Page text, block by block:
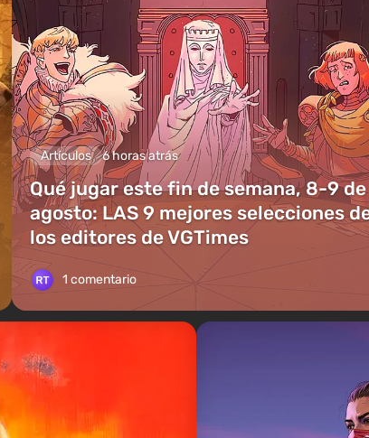
Artículos 6 horas atrás
Qué jugar este fin de semana, 8-9 de
agosto: LAS 9 mejores selecciones
los editores de VGTimes
1 comentario